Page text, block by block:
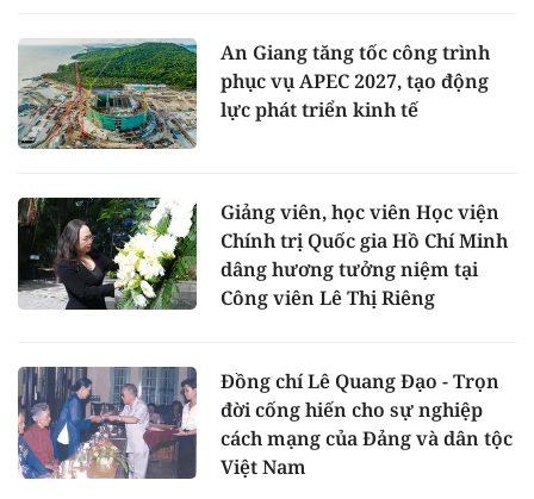
An Giang tăng tốc công trình
phục vụ APEC 2027, tạo động
lực phát triển kinh tế
Giảng viên, học viên Học viện
Chính trị Quốc gia Hồ Chí Minh
dâng hương tưởng niệm tại
Công viên Lê Thị Riêng
Đồng chí Lê Quang Đạo - Trọn
đời cống hiến cho sự nghiệp
cách mạng của Đảng và dân tộc
Việt Nam